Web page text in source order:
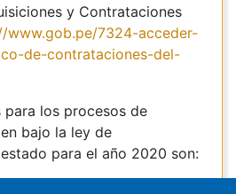
y Contrataciones
www.gob.pe/7324-acceder-
de-contrataciones-del-
los procesos de
bajo la ley de
para el año 2020 son: